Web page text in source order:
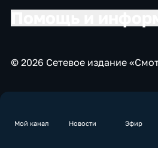
Мой канал Новости Эфир
© 2026 Сетевое издание